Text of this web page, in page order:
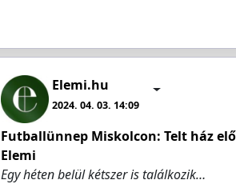
Elemi.hu
2024. 04. 03. 14:09
Futballünnep Miskolcon: Telt ház
Elemi
Egy héten belül kétszer is találkozik…